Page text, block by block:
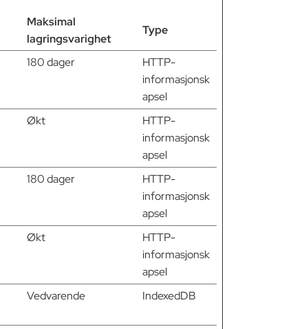
Maksimal
lagringsvarighet
Type
180 dager
HTTP-
informasjonsk
apsel
Økt
HTTP-
informasjonsk
apsel
180 dager
HTTP-
informasjonsk
apsel
Økt
HTTP-
informasjonsk
apsel
Vedvarende IndexedDB